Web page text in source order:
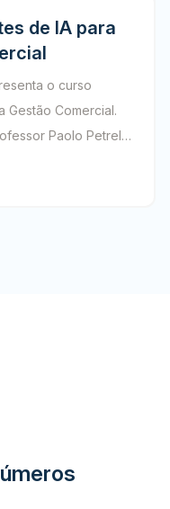
Goiás, a
A iniciativa
Sede do MPGO,
de IA para
o curso
Gestão Comercial.
Paolo Petrelli